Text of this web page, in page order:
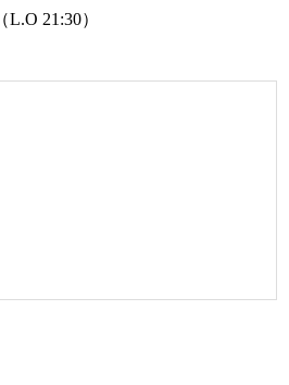
（L.O 21:30）